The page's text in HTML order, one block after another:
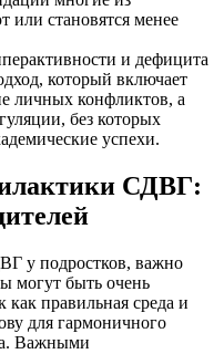
или становятся менее
и дефицита
который включает
личных конфликтов, а
без которых
успехи.
СДВГ:
у подростков, важно
могут быть очень
как правильная среда и
для гармоничного
Важными